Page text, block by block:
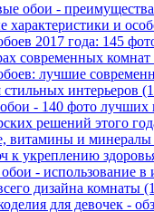
обои - преимущества
характеристики и
2017 года: 145
современных
лучшие
стильных интерьеров
- 140 фото лучших
решений этого
витамины и минералы
к укреплению
- использование в
дизайна комнаты
для девочек -